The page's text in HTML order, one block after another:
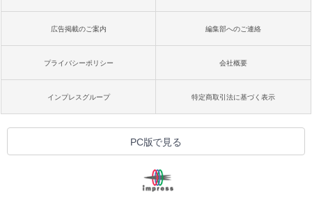
広告掲載のご案内 編集部へのご連絡
プライバシーポリシー 会社概要
インプレスグループ 特定商取引法に基づく表示
PC版で見る